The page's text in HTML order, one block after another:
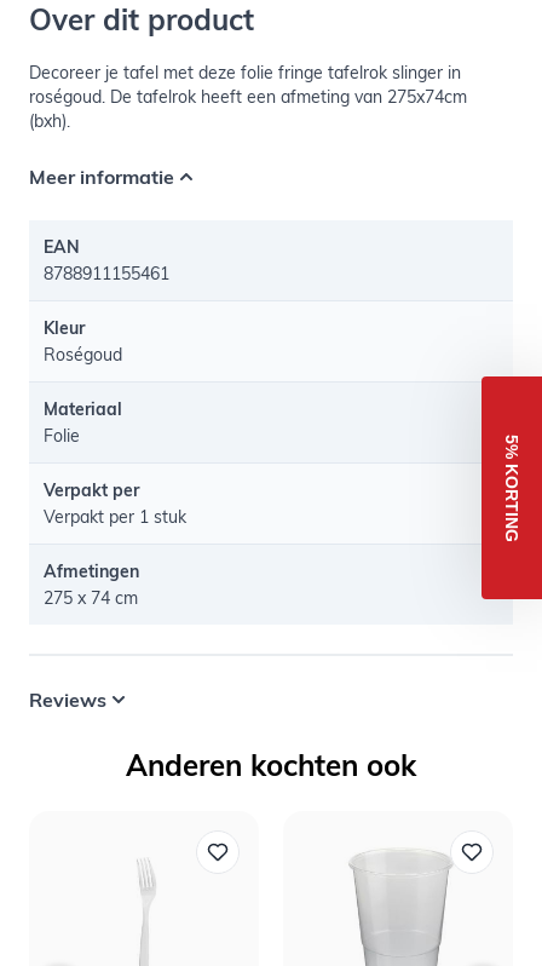
Over dit product
Decoreer je tafel met deze folie fringe tafelrok slinger in
roségoud. De tafelrok heeft een afmeting van 275x74cm
(bxh).
Meer informatie
EAN
8788911155461
Kleur
Roségoud
Materiaal
Folie
Verpakt per
Verpakt per 1 stuk
Afmetingen
275 x 74 cm
Reviews
Anderen kochten ook
5% KORTING